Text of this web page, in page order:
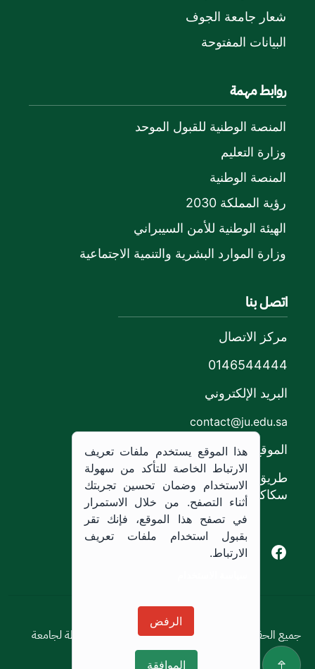
شعار جامعة الجوف
البيانات المفتوحة
روابط مهمة
المنصة الوطنية للقبول الموحد
وزارة التعليم
المنصة الوطنية
رؤية المملكة 2030
الهيئة الوطنية للأمن السيبراني
وزارة الموارد البشرية والتنمية الاجتماعية
اتصل بنا
مركز الاتصال
0146544444
البريد الإلكتروني
contact@ju.edu.sa
الموقع
طريق الملك خالد،
سكاكا, المملكة العربية السعودية.
Facebook of Jouf University
X of Jouf University
سياسة الاستخدام
جميع الحقوق محفوظة © 2026 جميع الحقوق محفوظة لجامعة
الجوف
هذا الموقع يستخدم ملفات تعريف
الارتباط الخاصة للتأكد من سهولة
الاستخدام وضمان تحسين تجربتك
أثناء التصفح. من خلال الاستمرار
في تصفح هذا الموقع، فإنك تقر
بقبول استخدام ملفات تعريف
الارتباط.
الرفض
الموافقة